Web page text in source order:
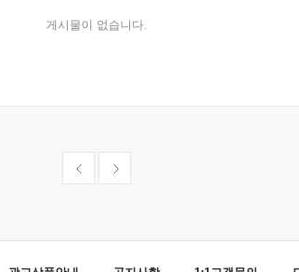
게시물이 없습니다.